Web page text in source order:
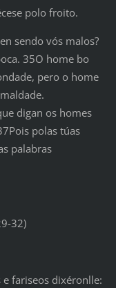
polo froito.
sendo vós malos?
35O home bo
pero o home
digan os homes
polas túas
palabras
32)
fariseos dixéronlle: